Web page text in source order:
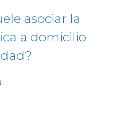
asociar la
a domicilio